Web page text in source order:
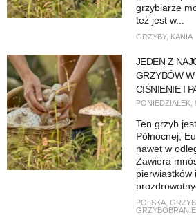
grzybiarze
też jest w...
GRZYBY, KANIA
JEDEN Z
GRZYBÓW
CIŚNIENIE I
PONIEDZIAŁEK,
Ten grzyb
Północnej,
nawet w
Zawiera
pierwiastków
POLSKA, GRZYB,
GRZYBOBRANIE,